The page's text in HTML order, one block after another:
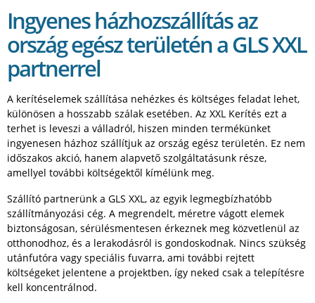
Ingyenes házhozszállítás az
ország egész területén a GLS XXL
partnerrel
A kerítéselemek szállítása nehézkes és költséges feladat lehet,
különösen a hosszabb szálak esetében. Az XXL Kerítés ezt a
terhet is leveszi a válladról, hiszen minden termékünket
ingyenesen házhoz szállítjuk az ország egész területén. Ez nem
időszakos akció, hanem alapvető szolgáltatásunk része,
amellyel további költségektől kímélünk meg.
Szállító partnerünk a GLS XXL, az egyik legmegbízhatóbb
szállítmányozási cég. A megrendelt, méretre vágott elemek
biztonságosan, sérülésmentesen érkeznek meg közvetlenül az
otthonodhoz, és a lerakodásról is gondoskodnak. Nincs szükség
utánfutóra vagy speciális fuvarra, ami további rejtett
költségeket jelentene a projektben, így neked csak a telepítésre
kell koncentrálnod.